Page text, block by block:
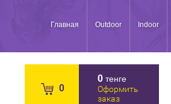
Главная Outdoor Indoor
0
0 тенге
Оформить
заказ